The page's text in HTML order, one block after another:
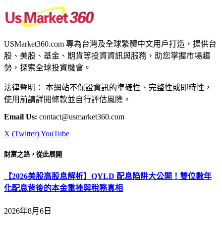
USMarket360.com 專為台灣及全球繁體中文用戶打造，提供台
股、美股、基金、期貨等投資資訊與服務，助您掌握市場趨
勢，探索全球投資機會。
法律聲明： 本網站不保證資訊的準確性、完整性或即時性，
使用前請詳閱條款並自行評估風險。
Email Us: contact@usmarket360.com
X (Twitter)YouTube
財富之路，從此展開
【2026美股高股息解析】QYLD 配息陷阱大公開！雙位數年
化配息背後的本金重挫與稅務真相
2026年8月6日